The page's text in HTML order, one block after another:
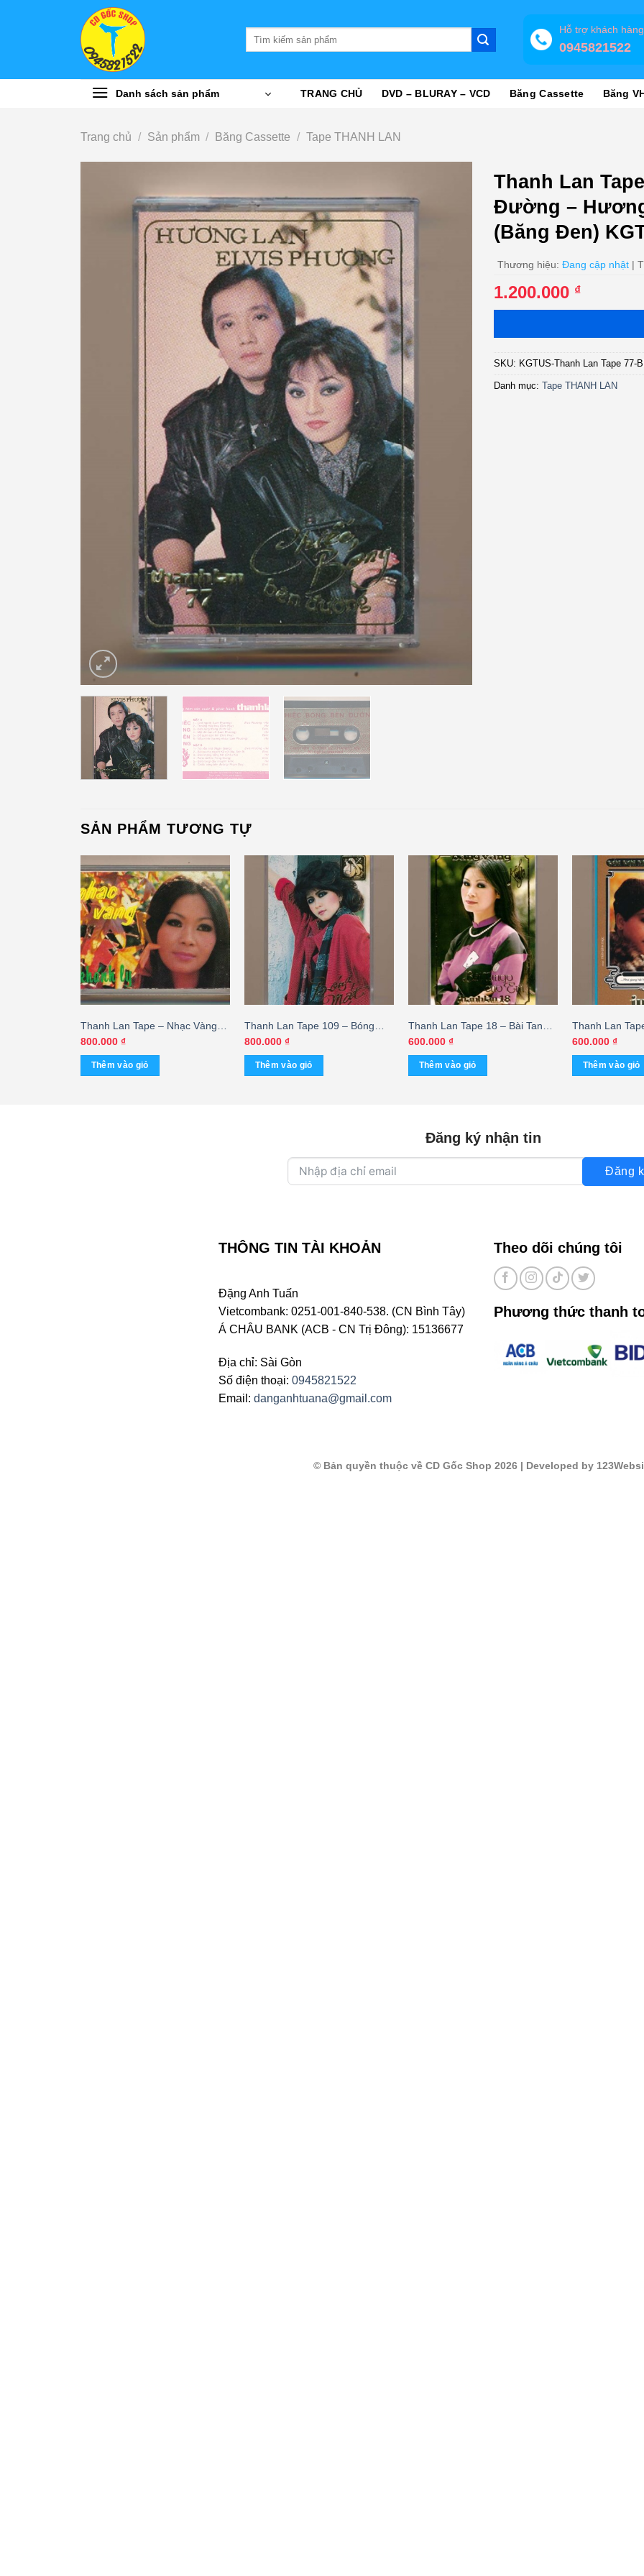
Hỗ trợ khách hàng
0945821522
Danh sách sản phẩm TRANG CHỦ DVD – BLURAY – VCD Băng Cassette Băng
Trang chủ / Sản phẩm / Băng Cassette / Tape THANH LAN
Thanh Lan
Đường –
(Băng Đen)
Thương hiệu: Đang cập nhật |
1.200.000 ₫
SKU: KGTUS-Thanh Lan Tape 77-
Danh mục: Tape THANH LAN
SẢN PHẨM TƯƠNG TỰ
Thanh Lan Tape – Nhạc Vàng
Khánh Ly (KGTUS)
800.000 ₫
Thêm vào giỏ
Thanh Lan Tape 109 – Bóng
Mát (KGFR)
800.000 ₫
Thêm vào giỏ
Thanh Lan Tape 18 – Bài Tango
Cho Em – Khánh Ly (Băng
Trong) KGTUS
600.000 ₫
Thêm vào giỏ
Thanh Lan
41) – Vời Vợi
Julie (Băng
600.000 ₫
Thêm vào giỏ
Đăng ký nhận tin
Đăng
THÔNG TIN TÀI KHOẢN
Đặng Anh Tuấn
Vietcombank: 0251-001-840-538. (CN Bình Tây)
Á CHÂU BANK (ACB - CN Trị Đông): 15136677
Địa chỉ: Sài Gòn
Số điện thoại: 0945821522
Email: danganhtuana@gmail.com
Theo dõi chúng tôi
Phương thức thanh
© Bản quyền thuộc về CD Gốc Shop 2026| Developed by